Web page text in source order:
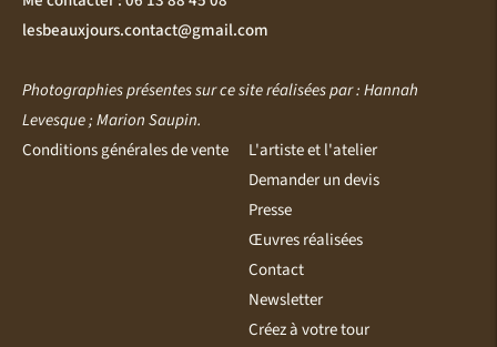
lesbeauxjours.contact@gmail.com
Photographies présentes sur ce site réalisées par : Hannah
Levesque ; Marion Saupin.
Conditions générales de vente
L'artiste et l'atelier
Demander un devis
Presse
Œuvres réalisées
Contact
Newsletter
Créez à votre tour